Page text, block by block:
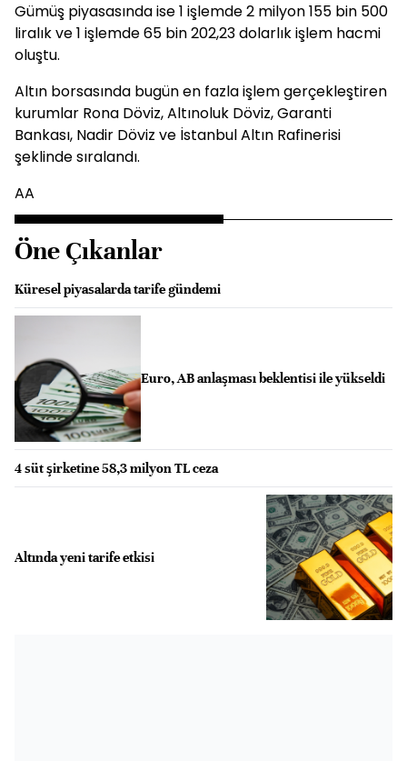
Gümüş piyasasında ise 1 işlemde 2 milyon 155 bin 500
liralık ve 1 işlemde 65 bin 202,23 dolarlık işlem hacmi
oluştu.
Altın borsasında bugün en fazla işlem gerçekleştiren
kurumlar Rona Döviz, Altınoluk Döviz, Garanti
Bankası, Nadir Döviz ve İstanbul Altın Rafinerisi
şeklinde sıralandı.
AA
Öne Çıkanlar
Küresel piyasalarda tarife gündemi
Euro, AB anlaşması beklentisi ile yükseldi
4 süt şirketine 58,3 milyon TL ceza
Altında yeni tarife etkisi